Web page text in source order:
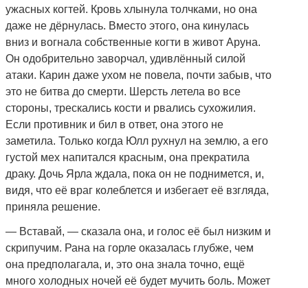
ужасных когтей. Кровь хлынула толчками, но она
даже не дёрнулась. Вместо этого, она кинулась
вниз и вогнала собственные когти в живот Аруна.
Он одобрительно заворчал, удивлённый силой
атаки. Карин даже ухом не повела, почти забыв, что
это не битва до смерти. Шерсть летела во все
стороны, трескались кости и рвались сухожилия.
Если противник и бил в ответ, она этого не
заметила. Только когда Юлл рухнул на землю, а его
густой мех напитался красным, она прекратила
драку. Дочь Ярла ждала, пока он не поднимется, и,
видя, что её враг колеблется и избегает её взгляда,
приняла решение.
— Вставай, — сказала она, и голос её был низким и
скрипучим. Рана на горле оказалась глубже, чем
она предполагала, и, это она знала точно, ещё
много холодных ночей её будет мучить боль. Может